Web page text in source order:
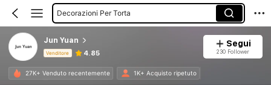
Decorazioni Per Torta
Jun Yuan
Venditore 4.85
Segui
230 Follower
27K+ Venduto recentemente 1K+ Acquisto ripetuto